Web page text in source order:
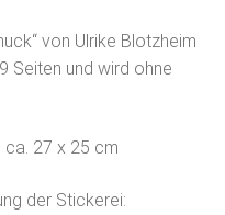
von Ulrike Blotzheim
Seiten und wird ohne
27 x 25 cm
der Stickerei: